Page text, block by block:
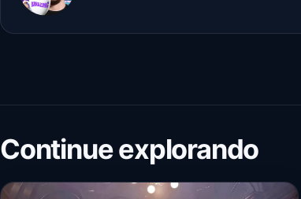
Continue explorando